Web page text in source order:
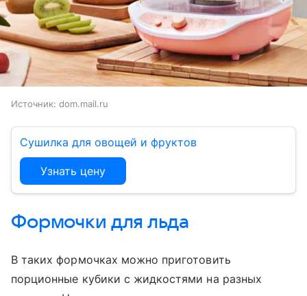
Источник: dom.mail.ru
Сушилка для овощей и фруктов
Узнать цену
Формочки для льда
В таких формочках можно приготовить
порционные кубики с жидкостями на разных